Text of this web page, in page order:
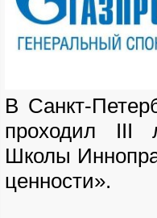
В Санкт-
проходил III
Школы
ценности».